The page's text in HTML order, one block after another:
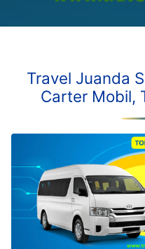
Travel Juanda
Carter Mobil,